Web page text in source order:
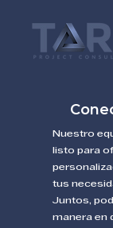
Nuestro
listo para
tus
Juntos,
manera en